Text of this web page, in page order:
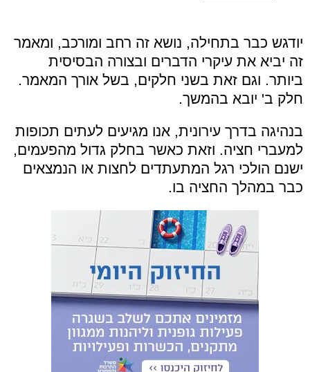
יודגש כבר בתחילה, נושא זה רחב ומורכב, ומאמר
זה יביא את עיקרי הדברים ובצורה הבסיסית
ביותר. וגם זאת בשני חלקים, בשל אורך המאמר.
חלק ב' יובא בהמשך.
בנהיגה בדרך עירונית, אנו מגיעים לעתים תכופות
למעברי חציה. וזאת כאשר בחלק גדול מהפעמים,
ישנם הולכי רגל המתעתדים לחצות או הנמצאים
כבר במהלך החציה בו.